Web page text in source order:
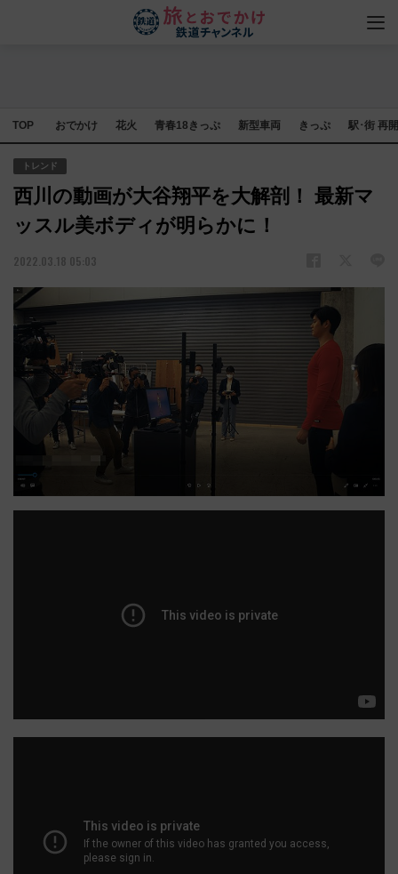
TOP おでかけ 花火 青春18きっぷ 新型車両 きっぷ 駅･街 再
トレンド
西川の動画が大谷翔平を大解剖！ 最新マ
ッスル美ボディが明らかに！
2022.03.18 05:03